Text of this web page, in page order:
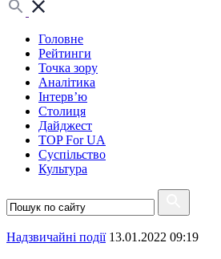
Головне
Рейтинги
Точка зору
Аналітика
Інтерв’ю
Столиця
Дайджест
TOP For UA
Суспiльство
Культура
Надзвичайні події 13.01.2022 09:19